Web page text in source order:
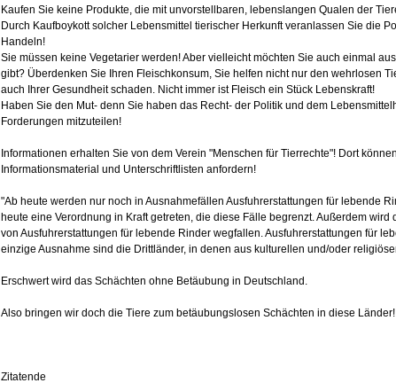
Kaufen Sie keine Produkte, die mit unvorstellbaren, lebenslangen Qualen der
Durch Kaufboykott solcher Lebensmittel tierischer Herkunft veranlassen Sie die
Handeln!
Sie müssen keine Vegetarier werden! Aber vielleicht möchten Sie auch einmal
gibt? Überdenken Sie Ihren Fleischkonsum, Sie helfen nicht nur den wehrlosen
auch Ihrer Gesundheit schaden. Nicht immer ist Fleisch ein Stück Lebenskraft!
Haben Sie den Mut- denn Sie haben das Recht- der Politik und dem
Forderungen mitzuteilen!
Informationen erhalten Sie von dem Verein "Menschen für Tierrechte"! Dort
Informationsmaterial und Unterschriftlisten anfordern!
"Ab heute werden nur noch in Ausnahmefällen Ausfuhrerstattungen für lebende
heute eine Verordnung in Kraft getreten, die diese Fälle begrenzt. Außerdem
von Ausfuhrerstattungen für lebende Rinder wegfallen. Ausfuhrerstattungen für
einzige Ausnahme sind die Drittländer, in denen aus kulturellen und/oder
Erschwert wird das Schächten ohne Betäubung in Deutschland.
Also bringen wir doch die Tiere zum betäubungslosen Schächten in diese Länder!
Zitatende